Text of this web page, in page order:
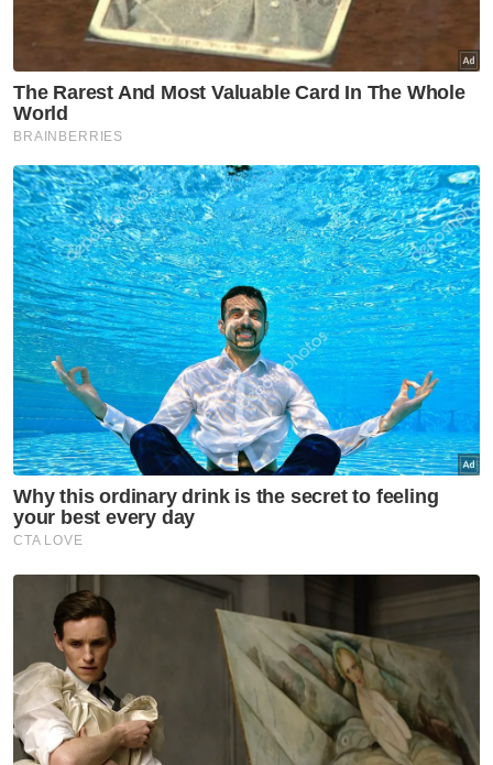
Dakwanya, satu klausa perjanjian itu
menjelaskan bayaran harus dibuat dua kali
setahun, pada atau sebelum 1 Mac dan satu
lagi sebelum 1 September.
Pada 7 Mac lepas, Menteri Hal Ehwal
Ekonomi Datuk Seri Mohamed Azmin Ali
berkata Kerajaan Persekutuan akan
membayar royalti minyak kepada Kelantan
selepas selesai prosiding penarikan balik
saman terhadap Petronas dan Kerajaan
Pusat selesai. - Bernama
Muat turun aplikasi Sinar Harian.Klik di sini!
Royalti Minyak
Artikel Disyorkan
Mahkamah